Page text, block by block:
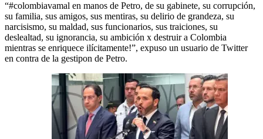
“#colombiavamal en manos de Petro, de su gabinete, su corrupción,
su familia, sus amigos, sus mentiras, su delirio de grandeza, su
narcisismo, su maldad, sus funcionarios, sus traiciones, su
deslealtad, su ignorancia, su ambición x destruir a Colombia
mientras se enriquece ilícitamente!”, expuso un usuario de Twitter
en contra de la gestipon de Petro.